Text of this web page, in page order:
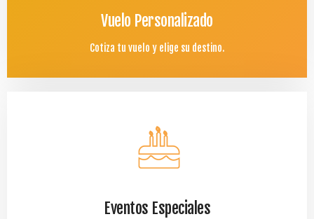
Vuelo Personalizado
Cotiza tu vuelo y elige su destino.
Eventos Especiales